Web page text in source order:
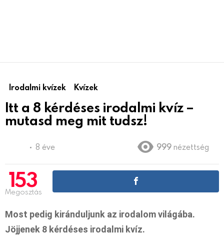
Irodalmi kvízek Kvízek
Itt a 8 kérdéses irodalmi kvíz –
mutasd meg mit tudsz!
8 éve 999 nézettség
153
Megosztás
Most pedig kiránduljunk az irodalom világába.
Jöjjenek 8 kérdéses irodalmi kvíz.